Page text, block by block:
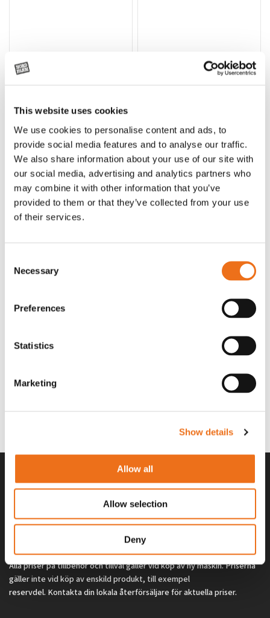
This website uses cookies
We use cookies to personalise content and ads, to
provide social media features and to analyse our traffic.
We also share information about your use of our site with
our social media, advertising and analytics partners who
may combine it with other information that you’ve
provided to them or that they’ve collected from your use
of their services.
Selection
Necessary
Preferences
Statistics
Marketing
Show details
Allow all
Allow selection
Deny
Lägg till i varukorg
T-shirt Avant barn grön 92 cm
G0007
90kr (ex. moms)
T-shirt Avant barn grön 104-110
cm
90 kr (ex. moms)
Lägg till i varukorg
stämpellogotyp Avant
T-shirt svart 2xl med avant-
(ex. moms)
Alla priser på tillbehör och tillval gäller vid köp av ny maskin. Priserna
gäller inte vid köp av enskild produkt, till exempel
reservdel. Kontakta din lokala återförsäljare för aktuella priser.